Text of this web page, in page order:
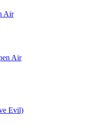
Air
Air
Evil)